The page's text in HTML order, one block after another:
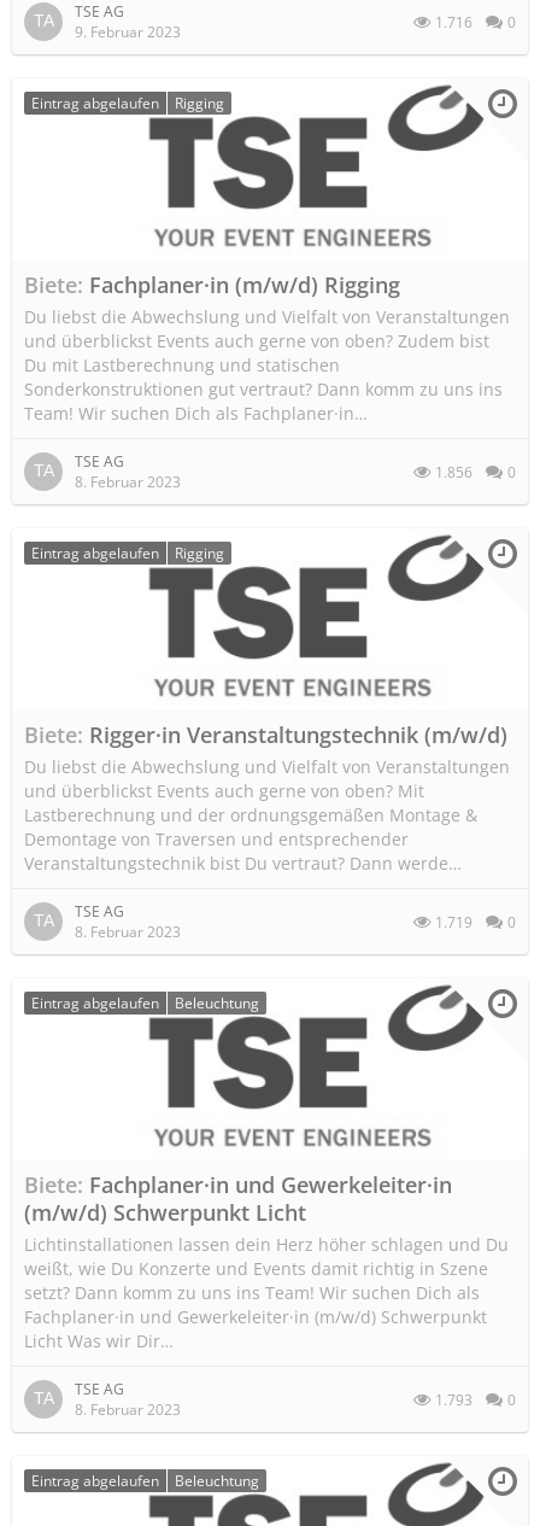
TSE AG
9. Februar 2023
1.716 0
Eintrag abgelaufen Rigging
Biete Fachplaner·in (m/w/d) Rigging
Du liebst die Abwechslung und Vielfalt von Veranstaltungen
und überblickst Events auch gerne von oben? Zudem bist
Du mit Lastberechnung und statischen
Sonderkonstruktionen gut vertraut? Dann komm zu uns ins
Team! Wir suchen Dich als Fachplaner·in…
TSE AG
8. Februar 2023
1.856 0
Eintrag abgelaufen Rigging
Biete Rigger·in Veranstaltungstechnik (m/w/d)
Du liebst die Abwechslung und Vielfalt von Veranstaltungen
und überblickst Events auch gerne von oben? Mit
Lastberechnung und der ordnungsgemäßen Montage &
Demontage von Traversen und entsprechender
Veranstaltungstechnik bist Du vertraut? Dann werde…
TSE AG
8. Februar 2023
1.719 0
Eintrag abgelaufen Beleuchtung
Biete Fachplaner·in und Gewerkeleiter·in
(m/w/d) Schwerpunkt Licht
Lichtinstallationen lassen dein Herz höher schlagen und Du
weißt, wie Du Konzerte und Events damit richtig in Szene
setzt? Dann komm zu uns ins Team! Wir suchen Dich als
Fachplaner·in und Gewerkeleiter·in (m/w/d) Schwerpunkt
Licht Was wir Dir…
TSE AG
8. Februar 2023
1.793 0
Eintrag abgelaufen Beleuchtung